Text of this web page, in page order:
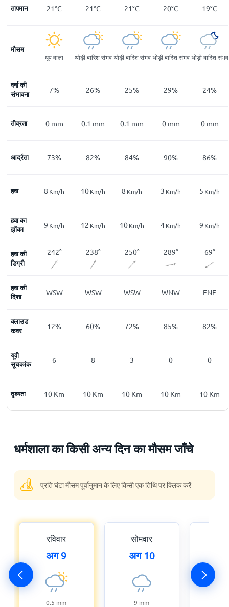
तापमान
17°C 21°C 21°C 21°C 20°C 19°C
मौसम
धूप वाला थोड़ी बारिश संभवथोड़ी बारिश संभवथोड़ी बारिश संभवथोड़ी बारिश संभव
वर्षा की
संभावना
8% 7% 26% 25% 29% 24%
तीव्रता
0mm 0 mm 0.1 mm 0.1 mm 0 mm 0 mm
आर्द्रता
74% 73% 82% 84% 90% 86%
हवा
Km/h 8 Km/h 10Km/h 8 Km/h 3 Km/h 5 Km/h
हवा का
झोंका
16Km/h 9 Km/h 12 Km/h 10Km/h 4Km/h 9 Km/h
हवा की
डिग्री
40° 242° 238° 250° 289° 69°
हवा की
दिशा
NE WSW WSW WSW WNW ENE
क्लाउड
कवर
11% 12% 60% 72% 85% 82%
यूवी
सूचकांक
0 6 8 3 0 0
दृश्यता
10Km 10 Km 10 Km 10 Km 10 Km 10 Km
धर्मशाला का किसी अन्य दिन का मौसम जाँचे
प्रति घंटा मौसम पूर्वानुमान के लिए किसी एक तिथि पर क्लिक करें
रविवार
अग 9
0.5 mm
सोमवार
अग 10
9 mm